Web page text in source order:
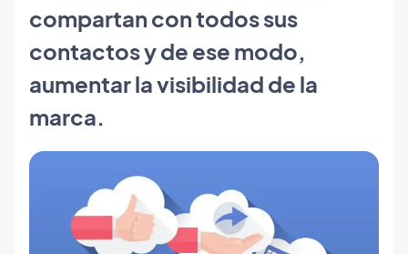
compartan con todos sus
contactos y de ese modo,
aumentar la visibilidad de la
marca.